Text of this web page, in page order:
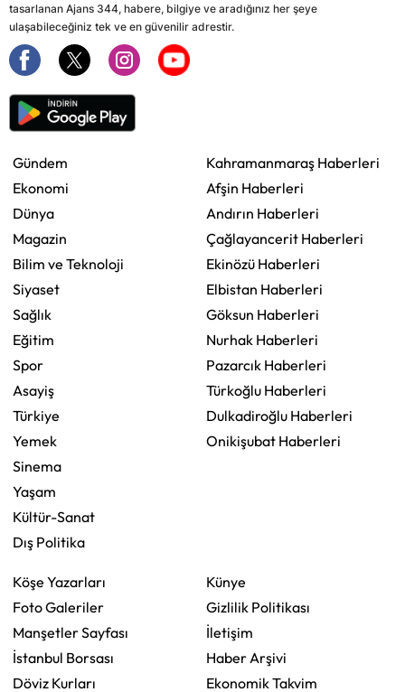
tasarlanan Ajans 344, habere, bilgiye ve aradığınız her şeye
ulaşabileceğiniz tek ve en güvenilir adrestir.
Gündem
Ekonomi
Dünya
Magazin
Bilim ve Teknoloji
Siyaset
Sağlık
Eğitim
Spor
Asayiş
Türkiye
Yemek
Sinema
Yaşam
Kültür-Sanat
Dış Politika
Kahramanmaraş Haberleri
Afşin Haberleri
Andırın Haberleri
Çağlayancerit Haberleri
Ekinözü Haberleri
Elbistan Haberleri
Göksun Haberleri
Nurhak Haberleri
Pazarcık Haberleri
Türkoğlu Haberleri
Dulkadiroğlu Haberleri
Onikişubat Haberleri
Köşe Yazarları
Foto Galeriler
Manşetler Sayfası
İstanbul Borsası
Döviz Kurları
Künye
Gizlilik Politikası
İletişim
Haber Arşivi
Ekonomik Takvim